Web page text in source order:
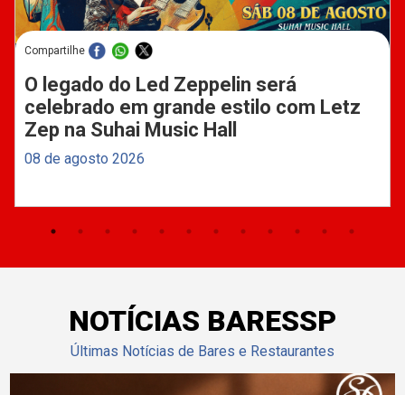
Compartilhe
O legado do Led Zeppelin será
celebrado em grande estilo com Letz
Zep na Suhai Music Hall
08 de agosto 2026
NOTÍCIAS BARESSP
Últimas Notícias de Bares e Restaurantes